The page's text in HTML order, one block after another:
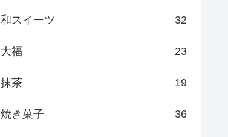
和スイーツ 32
大福 23
抹茶 19
焼き菓子 36